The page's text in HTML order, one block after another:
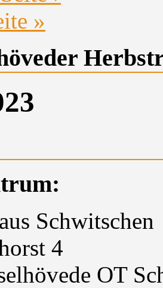
»
Schwitschen
4
OT